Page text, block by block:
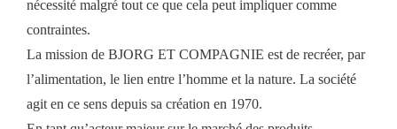
nécessité malgré tout ce que cela peut impliquer comme
contraintes.
La mission de BJORG ET COMPAGNIE est de recréer, par
l’alimentation, le lien entre l’homme et la nature. La société
agit en ce sens depuis sa création en 1970.